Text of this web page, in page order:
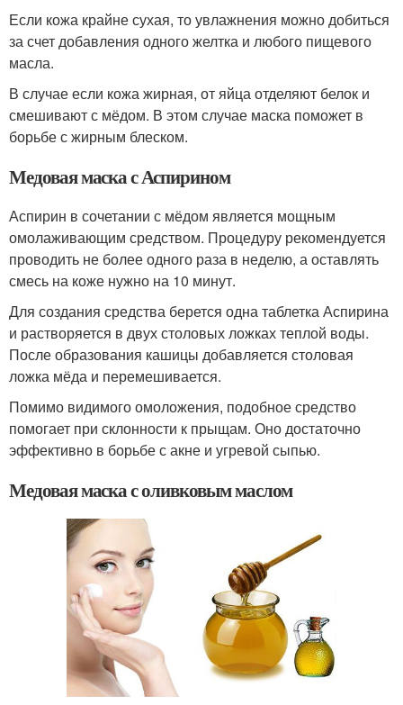
Если кожа крайне сухая, то увлажнения можно добиться
за счет добавления одного желтка и любого пищевого
масла.
В случае если кожа жирная, от яйца отделяют белок и
смешивают с мёдом. В этом случае маска поможет в
борьбе с жирным блеском.
Медовая маска с Аспирином
Аспирин в сочетании с мёдом является мощным
омолаживающим средством. Процедуру рекомендуется
проводить не более одного раза в неделю, а оставлять
смесь на коже нужно на 10 минут.
Для создания средства берется одна таблетка Аспирина
и растворяется в двух столовых ложках теплой воды.
После образования кашицы добавляется столовая
ложка мёда и перемешивается.
Помимо видимого омоложения, подобное средство
помогает при склонности к прыщам. Оно достаточно
эффективно в борьбе с акне и угревой сыпью.
Медовая маска с оливковым маслом